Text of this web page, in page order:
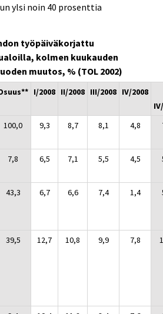
ylsi noin 40 prosenttia
työpäiväkorjattu
kolmen kuukauden
muutos, % (TOL 2002)
I/2008 II/2008 III/2008 IV/2008
100,0 9,3 8,7 8,1 4,8
7,8 6,5 7,1 5,5 4,5
43,3 6,7 6,6 7,4 1,4
39,5 12,7 10,8 9,9 7,8